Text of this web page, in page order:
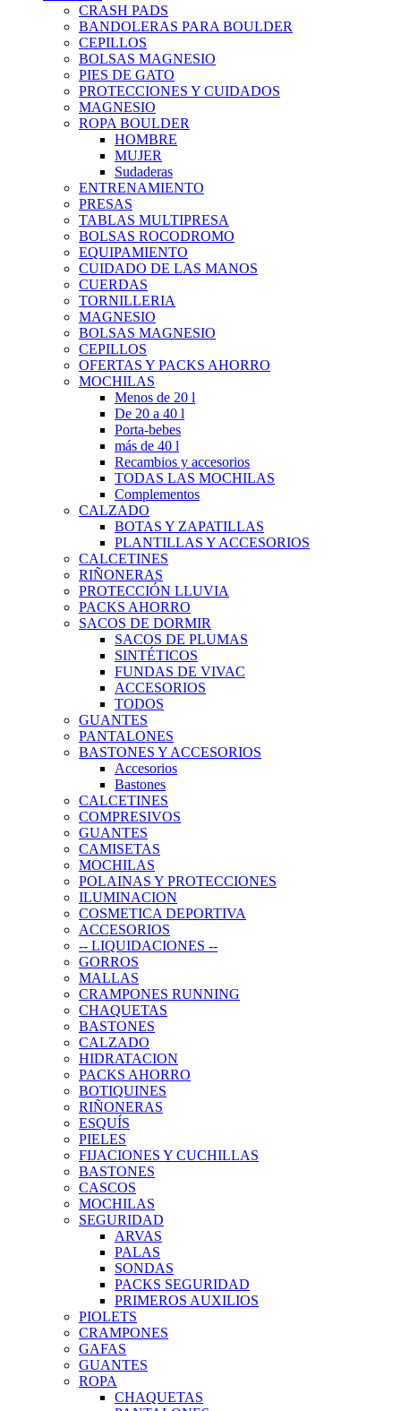
CRASH PADS
BANDOLERAS PARA BOULDER
CEPILLOS
BOLSAS MAGNESIO
PIES DE GATO
PROTECCIONES Y CUIDADOS
MAGNESIO
ROPA BOULDER
HOMBRE
MUJER
Sudaderas
ENTRENAMIENTO
PRESAS
TABLAS MULTIPRESA
BOLSAS ROCODROMO
EQUIPAMIENTO
CUIDADO DE LAS MANOS
CUERDAS
TORNILLERIA
MAGNESIO
BOLSAS MAGNESIO
CEPILLOS
OFERTAS Y PACKS AHORRO
MOCHILAS
Menos de 20 l
De 20 a 40 l
Porta-bebes
más de 40 l
Recambios y accesorios
TODAS LAS MOCHILAS
Complementos
CALZADO
BOTAS Y ZAPATILLAS
PLANTILLAS Y ACCESORIOS
CALCETINES
RIÑONERAS
PROTECCIÓN LLUVIA
PACKS AHORRO
SACOS DE DORMIR
SACOS DE PLUMAS
SINTÉTICOS
FUNDAS DE VIVAC
ACCESORIOS
TODOS
GUANTES
PANTALONES
BASTONES Y ACCESORIOS
Accesorios
Bastones
CALCETINES
COMPRESIVOS
GUANTES
CAMISETAS
MOCHILAS
POLAINAS Y PROTECCIONES
ILUMINACION
COSMETICA DEPORTIVA
ACCESORIOS
-- LIQUIDACIONES --
GORROS
MALLAS
CRAMPONES RUNNING
CHAQUETAS
BASTONES
CALZADO
HIDRATACION
PACKS AHORRO
BOTIQUINES
RIÑONERAS
ESQUÍS
PIELES
FIJACIONES Y CUCHILLAS
BASTONES
CASCOS
MOCHILAS
SEGURIDAD
ARVAS
PALAS
SONDAS
PACKS SEGURIDAD
PRIMEROS AUXILIOS
PIOLETS
CRAMPONES
GAFAS
GUANTES
ROPA
CHAQUETAS